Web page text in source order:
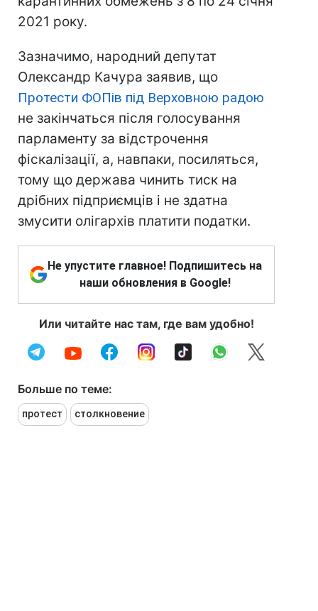
2021 року.
Зазначимо, народний депутат
Олександр Качура заявив, що
Протести ФОПів під Верховною радою
не закінчаться після голосування
парламенту за відстрочення
фіскалізації, а, навпаки, посиляться,
тому що держава чинить тиск на
дрібних підприємців і не здатна
змусити олігархів платити податки.
Не упустите главное! Подпишитесь на
наши обновления в Google!
Или читайте нас там, где вам удобно!
Больше по теме:
протест столкновение